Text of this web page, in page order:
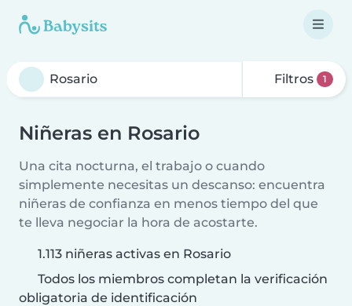
Filtros 1
Niñeras en Rosario
Una cita nocturna, el trabajo o cuando
simplemente necesitas un descanso: encuentra
niñeras de confianza en menos tiempo del que
te lleva negociar la hora de acostarte.
1.113 niñeras activas en Rosario
Todos los miembros completan la verificación
obligatoria de identificación